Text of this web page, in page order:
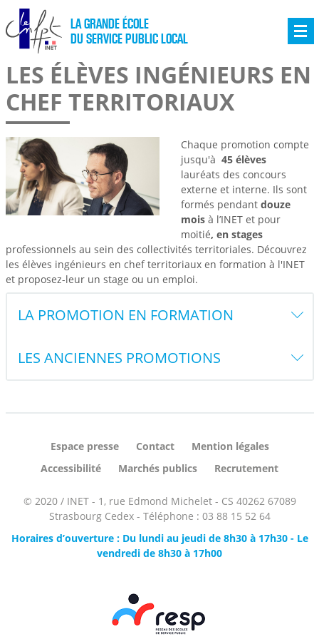
LA GRANDE ÉCOLE
DU SERVICE PUBLIC LOCAL
LES ÉLÈVES INGÉNIEURS EN
CHEF TERRITORIAUX
Chaque promotion compte
jusqu'à 45 élèves
lauréats des concours
externe et interne. Ils sont
formés pendant douze
mois à l’INET et pour
moitié, en stages
professionnels au sein des collectivités territoriales. Découvrez
les élèves ingénieurs en chef territoriaux en formation à l'INET
et proposez-leur un stage ou un emploi.
LA PROMOTION EN FORMATION
LES ANCIENNES PROMOTIONS
Espace presse Contact
Mention légales
Accessibilité
Marchés publics Recrutement
© 2020 / INET - 1, rue Edmond Michelet - CS 40262 67089
Strasbourg Cedex - Téléphone : 03 88 15 52 64
Horaires d’ouverture : Du lundi au jeudi de 8h30 à 17h30 - Le
vendredi de 8h30 à 17h00